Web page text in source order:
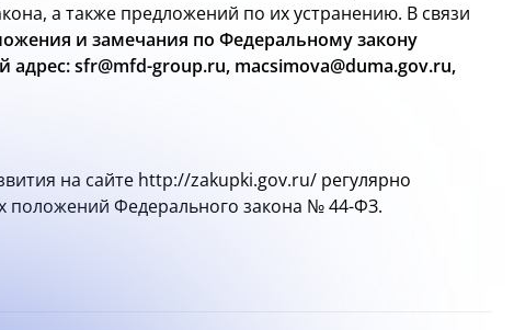
а также предложений по их устранению. В связи
и замечания по Федеральному закону
sfr@mfd-group.ru, macsimova@duma.gov.ru,
на сайте http://zakupki.gov.ru/ регулярно
положений Федерального закона №44-ФЗ.